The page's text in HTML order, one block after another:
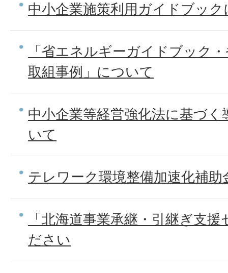
中小企業施策利用ガイドブッ
「省エネルギーガイドブック
取組事例」について
中小企業等経営強化法に基づ
いて
テレワーク環境整備加速化補
「北海道事業承継・引継ぎ支
ださい